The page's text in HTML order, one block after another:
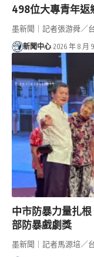
498位大專青年
墨新聞｜記者張游舜／
新聞中心 2026 年 8 月
中市防暴力量扎
部防暴戲劇獎
墨新聞｜記者馬源培／